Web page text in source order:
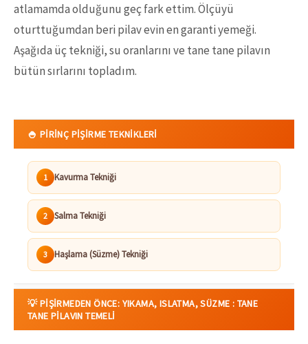
atlamamda olduğunu geç fark ettim. Ölçüyü
oturttuğumdan beri pilav evin en garanti yemeği.
Aşağıda üç tekniği, su oranlarını ve tane tane pilavın
bütün sırlarını topladım.
🍚 PIRINÇ PIŞIRME TEKNIKLERI
1 Kavurma Tekniği
2 Salma Tekniği
3 Haşlama (Süzme) Tekniği
💡 PIŞIRMEDEN ÖNCE: YIKAMA, ISLATMA, SÜZME : TANE
TANE PILAVIN TEMELI